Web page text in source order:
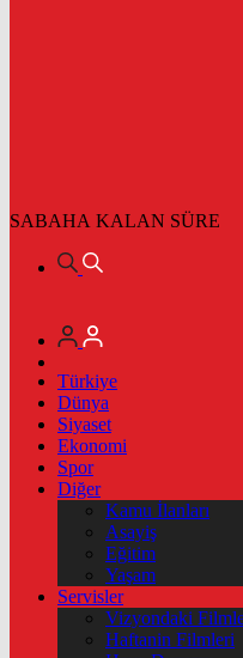
SABAHA KALAN SÜRE
Türkiye
Dünya
Siyaset
Ekonomi
Spor
Diğer
Kamu İlanları
Asayiş
Eğitim
Yaşam
Servisler
Vizyondaki
Haftanin Filmleri